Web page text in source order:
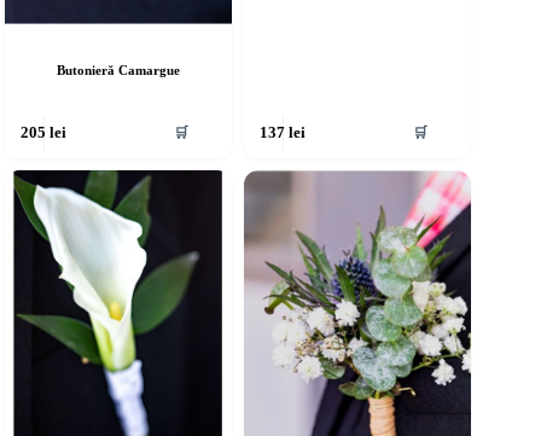
Butonieră Camargue
205lei 🛒 137lei 🛒